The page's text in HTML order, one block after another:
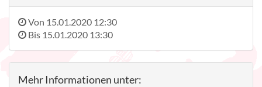
Von 15.01.2020 12:30
Bis 15.01.2020 13:30
Mehr Informationen unter: